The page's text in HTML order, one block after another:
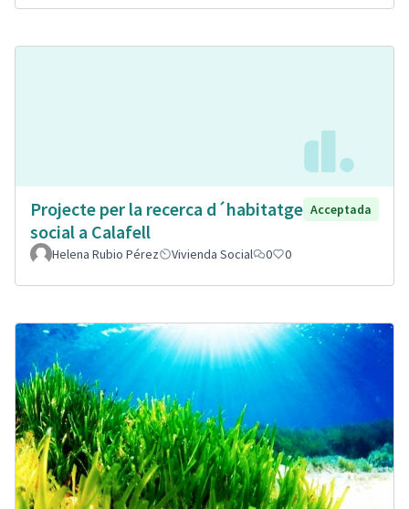
Projecte per la recerca d´habitatge
social a Calafell
Acceptada
Helena Rubio Pérez Vivienda Social 0 0